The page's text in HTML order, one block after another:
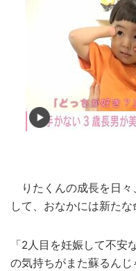
りたくんの成長を日々
して、おなかには新たな
「2人目を妊娠して不安
の気持ちがまた蘇るんじ